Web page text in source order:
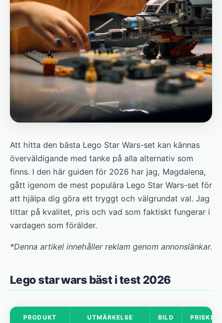
Att hitta den bästa Lego Star Wars-set kan kännas
överväldigande med tanke på alla alternativ som
finns. I den här guiden för 2026 har jag, Magdalena,
gått igenom de mest populära Lego Star Wars-set för
att hjälpa dig göra ett tryggt och välgrundat val. Jag
tittar på kvalitet, pris och vad som faktiskt fungerar i
vardagen som förälder.
*Denna artikel innehåller reklam genom annonslänkar.
Lego star wars bäst i test 2026
PRODUKT UTMÄRKELSE BILD